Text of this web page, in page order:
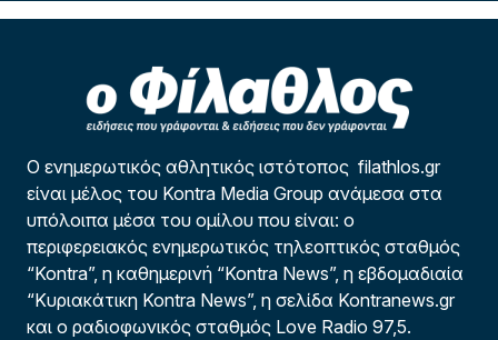
Ο ενημερωτικός αθλητικός ιστότοπος filathlos.gr
είναι μέλος του Kontra Media Group ανάμεσα στα
υπόλοιπα μέσα του ομίλου που είναι: ο
περιφερειακός ενημερωτικός τηλεοπτικός σταθμός
“Kontra”, η καθημερινή “Kontra News”, η εβδομαδιαία
“Κυριακάτικη Kontra News”, η σελίδα Kontranews.gr
και ο ραδιοφωνικός σταθμός Love Radio 97,5.